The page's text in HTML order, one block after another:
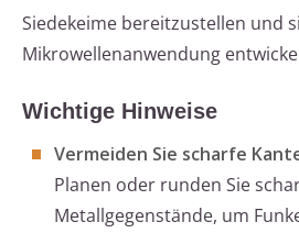
Siedekeime bereitzustellen und
Mikrowellenanwendung
Wichtige Hinweise
Vermeiden Sie scharfe
Planen oder runden Sie
Metallgegenstände, um